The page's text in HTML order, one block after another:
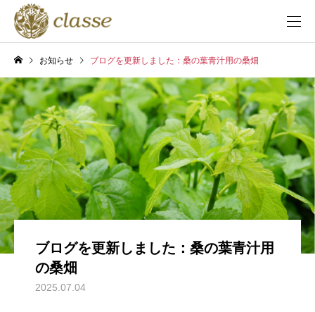
お知らせ ブログを更新しました：桑の葉青汁用の桑畑
ブログを更新しました：桑の葉青汁用
の桑畑
2025.07.04